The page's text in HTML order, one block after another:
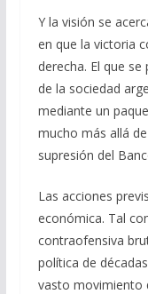
Y la visión se
en que la victoria
derecha. El que
de la sociedad
mediante un
mucho más allá
supresión del
Las acciones
económica. Tal
contraofensiva
política de
vasto movimiento